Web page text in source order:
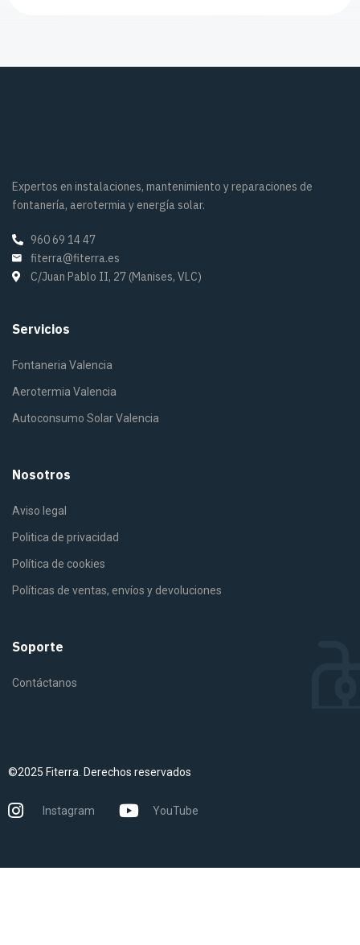
Expertos en instalaciones, mantenimiento y reparaciones de
fontanería, aerotermia y energía solar.
960 69 14 47
fiterra@fiterra.es
C/Juan Pablo II, 27 (Manises, VLC)
Servicios
Fontaneria Valencia
Aerotermia Valencia
Autoconsumo Solar Valencia
Nosotros
Aviso legal
Politica de privacidad
Política de cookies
Políticas de ventas, envíos y devoluciones
Soporte
Contáctanos
©2025 Fiterra. Derechos reservados
Instagram YouTube